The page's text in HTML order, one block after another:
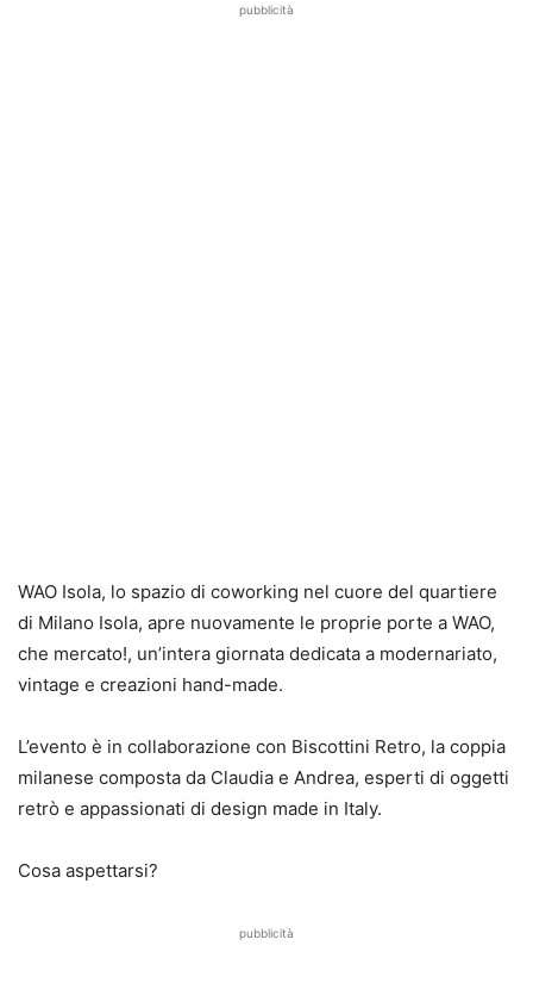
pubblicità
WAO Isola, lo spazio di coworking nel cuore del quartiere
di Milano Isola, apre nuovamente le proprie porte a WAO,
che mercato!, un’intera giornata dedicata a modernariato,
vintage e creazioni hand-made.
L’evento è in collaborazione con Biscottini Retro, la coppia
milanese composta da Claudia e Andrea, esperti di oggetti
retrò e appassionati di design made in Italy.
Cosa aspettarsi?
pubblicità